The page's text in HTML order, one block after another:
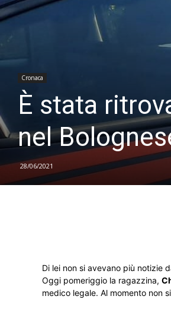
Cronaca
È stata
nel
28/06/2021
Di lei non si avevano più notizie
Oggi pomeriggio la ragazzina,
medico legale. Al momento non